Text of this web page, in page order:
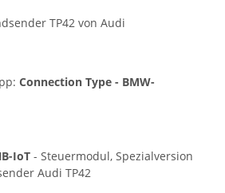
Connection Type - BMW-
IoT - Steuermodul, Spezialversion
Audi TP42